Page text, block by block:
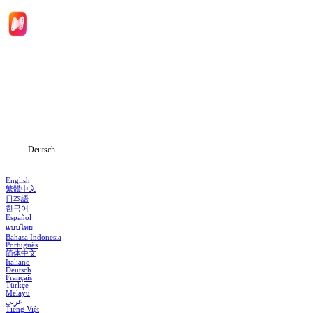
Deutsch
English
繁體中文
日本語
한국어
Español
แบบไทย
Bahasa Indonesia
Português
简体中文
Italiano
Deutsch
Français
Türkçe
Melayu
عربي
Tiếng Việt